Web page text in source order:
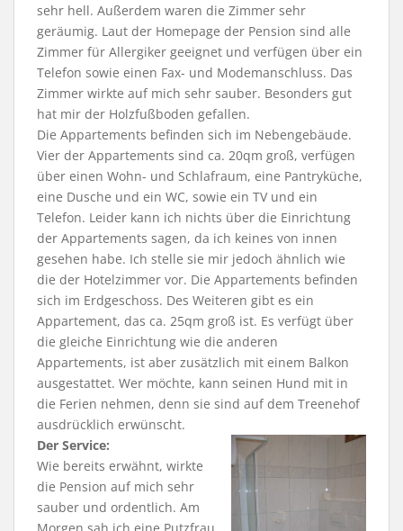
sehr hell. Außerdem waren die Zimmer sehr
geräumig. Laut der Homepage der Pension sind alle
Zimmer für Allergiker geeignet und verfügen über ein
Telefon sowie einen Fax- und Modemanschluss. Das
Zimmer wirkte auf mich sehr sauber. Besonders gut
hat mir der Holzfußboden gefallen.
Die Appartements befinden sich im Nebengebäude.
Vier der Appartements sind ca. 20qm groß, verfügen
über einen Wohn- und Schlafraum, eine Pantryküche,
eine Dusche und ein WC, sowie ein TV und ein
Telefon. Leider kann ich nichts über die Einrichtung
der Appartements sagen, da ich keines von innen
gesehen habe. Ich stelle sie mir jedoch ähnlich wie
die der Hotelzimmer vor. Die Appartements befinden
sich im Erdgeschoss. Des Weiteren gibt es ein
Appartement, das ca. 25qm groß ist. Es verfügt über
die gleiche Einrichtung wie die anderen
Appartements, ist aber zusätzlich mit einem Balkon
ausgestattet. Wer möchte, kann seinen Hund mit in
die Ferien nehmen, denn sie sind auf dem Treenehof
ausdrücklich erwünscht.
Der Service:
Wie bereits erwähnt, wirkte
die Pension auf mich sehr
sauber und ordentlich. Am